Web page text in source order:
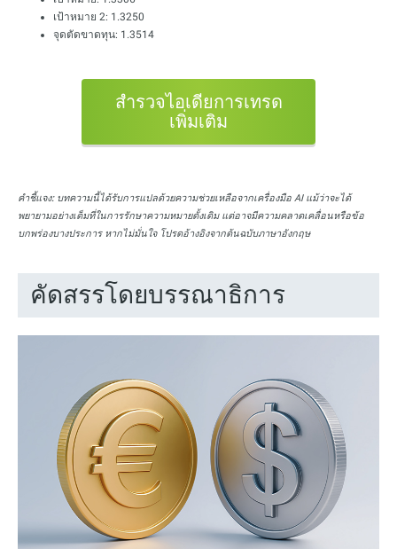
เป้าหมาย 2: 1.3250
จุดตัดขาดทุน: 1.3514
สำรวจไอเดียการเทรด
เพิ่มเติม
คำชี้แจง:บทความนี้ได้รับการแปลด้วยความช่วยเหลือจากเครื่องมือ AI แม้ว่าจะได้
พยายามอย่างเต็มที่ในการรักษาความหมายดั้งเดิม แต่อาจมีความคลาดเคลื่อนหรือข้อ
บกพร่องบางประการ หากไม่มั่นใจ โปรดอ้างอิงจากต้นฉบับภาษาอังกฤษ
คัดสรรโดยบรรณาธิการ